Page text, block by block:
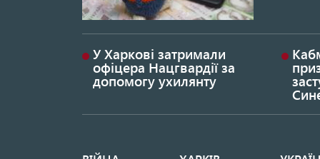
У Харкові затримали
офіцера Нацгвардії за
допомогу ухилянту